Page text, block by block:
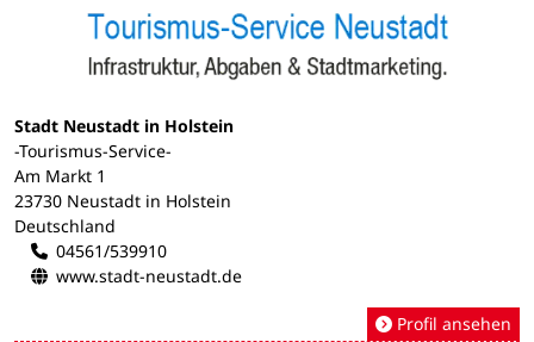
Stadt Neustadt in Holstein
-Tourismus-Service-
Am Markt 1
23730 Neustadt in Holstein
Deutschland
04561/539910
www.stadt-neustadt.de
Profil ansehen